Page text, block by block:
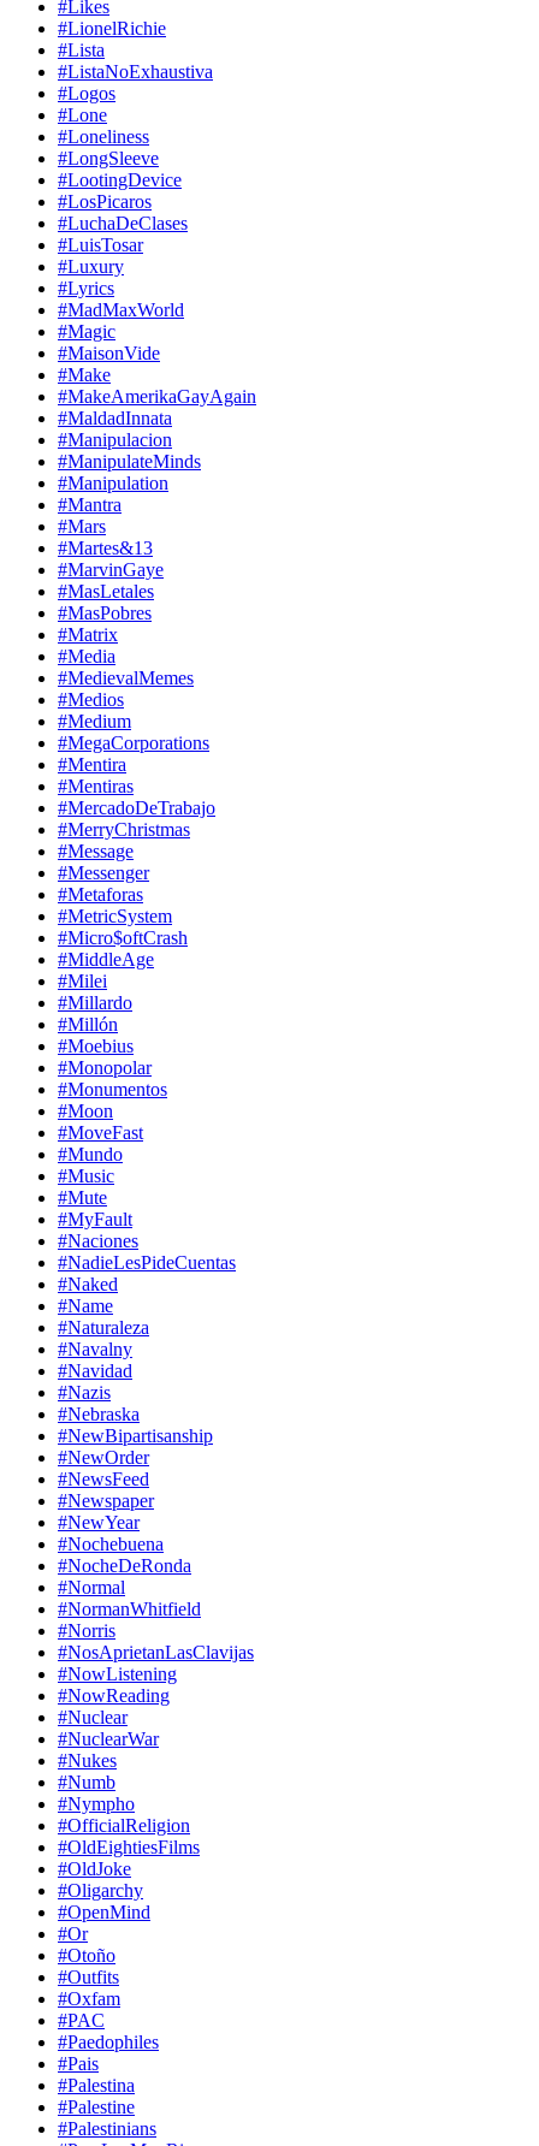
#Likes
#LionelRichie
#Lista
#ListaNoExhaustiva
#Logos
#Lone
#Loneliness
#LongSleeve
#LootingDevice
#LosPicaros
#LuchaDeClases
#LuisTosar
#Luxury
#Lyrics
#MadMaxWorld
#Magic
#MaisonVide
#Make
#MakeAmerikaGayAgain
#MaldadInnata
#Manipulacion
#ManipulateMinds
#Manipulation
#Mantra
#Mars
#Martes&13
#MarvinGaye
#MasLetales
#MasPobres
#Matrix
#Media
#MedievalMemes
#Medios
#Medium
#MegaCorporations
#Mentira
#Mentiras
#MercadoDeTrabajo
#MerryChristmas
#Message
#Messenger
#Metaforas
#MetricSystem
#Micro$oftCrash
#MiddleAge
#Milei
#Millardo
#Millón
#Moebius
#Monopolar
#Monumentos
#Moon
#MoveFast
#Mundo
#Music
#Mute
#MyFault
#Naciones
#NadieLesPideCuentas
#Naked
#Name
#Naturaleza
#Navalny
#Navidad
#Nazis
#Nebraska
#NewBipartisanship
#NewOrder
#NewsFeed
#Newspaper
#NewYear
#Nochebuena
#NocheDeRonda
#Normal
#NormanWhitfield
#Norris
#NosAprietanLasClavijas
#NowListening
#NowReading
#Nuclear
#NuclearWar
#Nukes
#Numb
#Nympho
#OfficialReligion
#OldEightiesFilms
#OldJoke
#Oligarchy
#OpenMind
#Or
#Otoño
#Outfits
#Oxfam
#PAC
#Paedophiles
#Pais
#Palestina
#Palestine
#Palestinians